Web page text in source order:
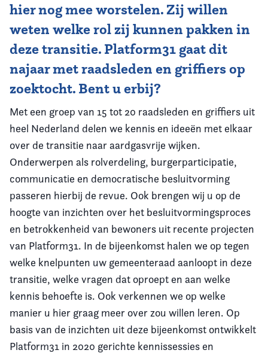
hier nog mee worstelen. Zij willen
weten welke rol zij kunnen pakken in
deze transitie. Platform31 gaat dit
najaar met raadsleden en griffiers op
zoektocht. Bent u erbij?
Met een groep van 15 tot 20 raadsleden en griffiers uit
heel Nederland delen we kennis en ideeën met elkaar
over de transitie naar aardgasvrije wijken.
Onderwerpen als rolverdeling, burgerparticipatie,
communicatie en democratische besluitvorming
passeren hierbij de revue. Ook brengen wij u op de
hoogte van inzichten over het besluitvormingsproces
en betrokkenheid van bewoners uit recente projecten
van Platform31. In de bijeenkomst halen we op tegen
welke knelpunten uw gemeenteraad aanloopt in deze
transitie, welke vragen dat oproept en aan welke
kennis behoefte is. Ook verkennen we op welke
manier u hier graag meer over zou willen leren. Op
basis van de inzichten uit deze bijeenkomst ontwikkelt
Platform31 in 2020 gerichte kennissessies en